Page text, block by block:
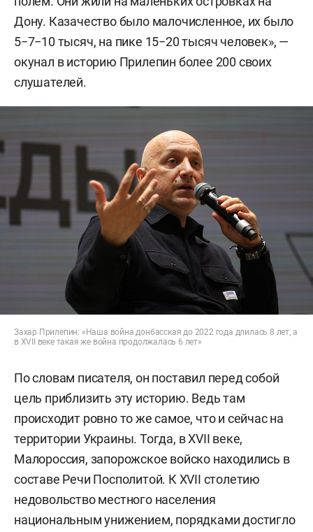
Дону. Казачество было малочисленное, их было
5−7−10 тысяч, на пике 15−20 тысяч человек», —
окунал в историю Прилепин более 200 своих
слушателей.
Захар Прилепин: «Наша война донбасская до 2022 года длилась 8 лет, а
в XVII веке такая же война продолжалась 6 лет»
По словам писателя, он поставил перед собой
цель приблизить эту историю. Ведь там
происходит ровно то же самое, что и сейчас на
территории Украины. Тогда, в XVII веке,
Малороссия, запорожское войско находились в
составе Речи Посполитой. К XVII столетию
недовольство местного населения
национальным унижением, порядками достигло